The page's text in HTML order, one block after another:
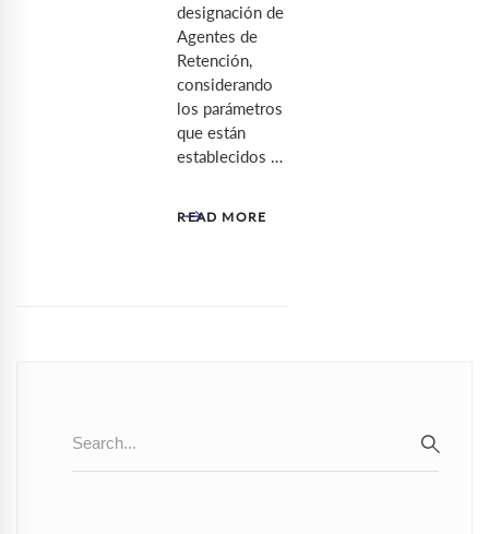
designación de
Agentes de
Retención,
considerando
los parámetros
que están
establecidos …
READ MORE
for: